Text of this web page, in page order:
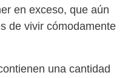
en exceso, que aún
de vivir cómodamente
una cantidad